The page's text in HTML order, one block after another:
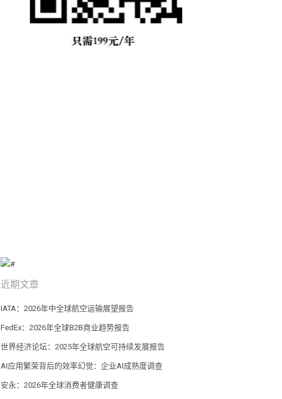
近期文章
IATA：2026年中全球航空运输展望报告
FedEx：2026年全球B2B商业趋势报告
世界经济论坛：2025年全球航空可持续发展报告
AI应用繁荣背后的效率幻觉：企业AI成熟度调查
安永：2026年全球消费者健康调查